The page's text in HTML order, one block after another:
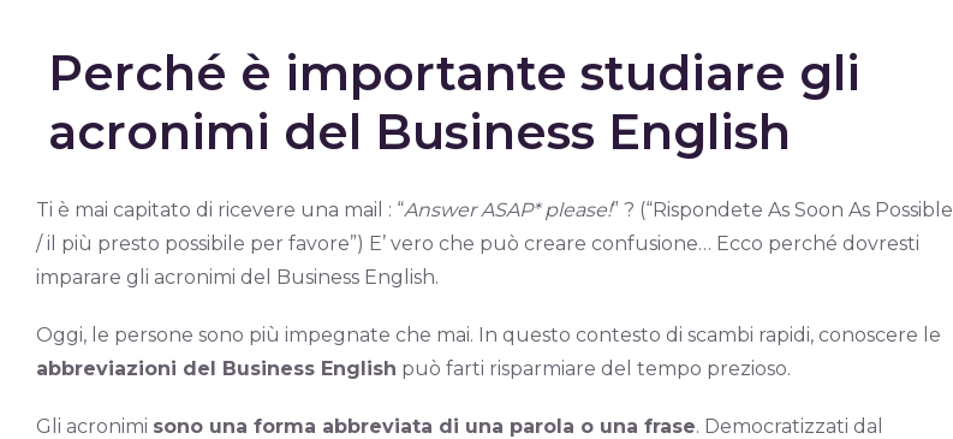
Perché è importante studiare gli
acronimi del Business English
Ti è mai capitato di ricevere una mail : “Answer ASAP* please!” ? (“Rispondete As Soon As Possible
/ il più presto possibile per favore”) E’ vero che può creare confusione… Ecco perché dovresti
imparare gli acronimi del Business English.
Oggi, le persone sono più impegnate che mai. In questo contesto di scambi rapidi, conoscere le
abbreviazioni del Business English può farti risparmiare del tempo prezioso.
Gli acronimi sono una forma abbreviata di una parola o una frase. Democratizzati dal